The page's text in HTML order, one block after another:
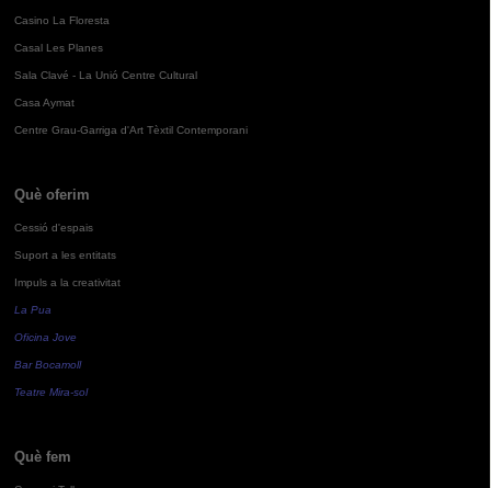
Casino La Floresta
Casal Les Planes
Sala Clavé - La Unió Centre Cultural
Casa Aymat
Centre Grau-Garriga d'Art Tèxtil Contemporani
Què oferim
Cessió d'espais
Suport a les entitats
Impuls a la creativitat
La Pua
Oficina Jove
Bar Bocamoll
Teatre Mira-sol
Què fem